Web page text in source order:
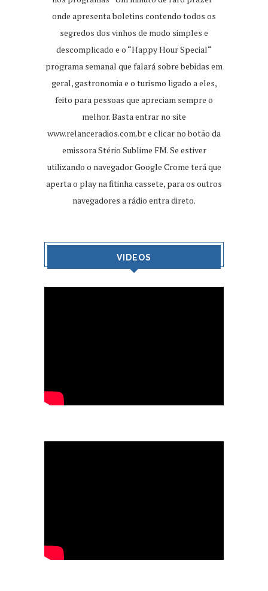
onde apresenta boletins contendo todos os
segredos dos vinhos de modo simples e
descomplicado e o “Happy Hour Special“
programa semanal que falará sobre bebidas em
geral, gastronomia e o turismo ligado a eles,
feito para pessoas que apreciam sempre o
melhor. Basta entrar no site
www.relanceradios.com.bre clicar no botão da
emissora Stério Sublime FM. Se estiver
utilizando o navegador Google Crome terá que
aperta o play na fitinha cassete, para os outros
navegadores a rádio entra direto.
VIDEOS